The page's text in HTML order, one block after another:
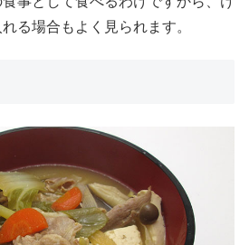
る場合もよく見られます。